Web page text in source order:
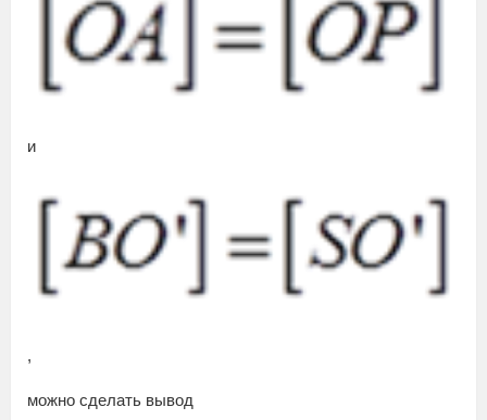
и
,
можно сделать вывод